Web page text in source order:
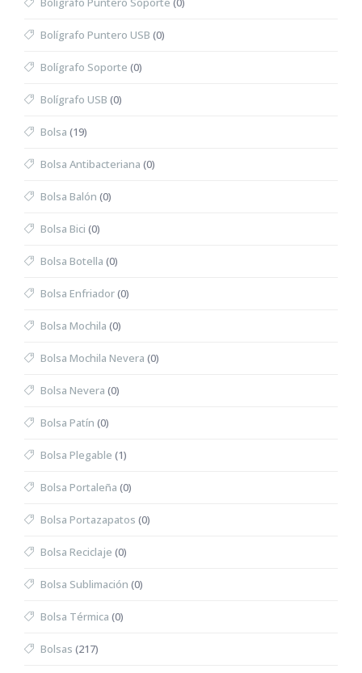
Bolígrafo Puntero USB (0)
Bolígrafo Soporte (0)
Bolígrafo USB (0)
Bolsa (19)
Bolsa Antibacteriana (0)
Bolsa Balón (0)
Bolsa Bici (0)
Bolsa Botella (0)
Bolsa Enfriador(0)
Bolsa Mochila (0)
Bolsa Mochila Nevera (0)
Bolsa Nevera (0)
Bolsa Patín (0)
Bolsa Plegable (1)
Bolsa Portaleña (0)
Bolsa Portazapatos (0)
Bolsa Reciclaje (0)
Bolsa Sublimación (0)
Bolsa Térmica (0)
Bolsas (217)